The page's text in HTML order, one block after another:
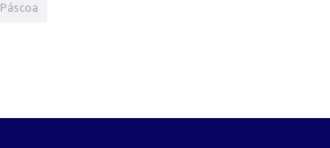
Páscoa